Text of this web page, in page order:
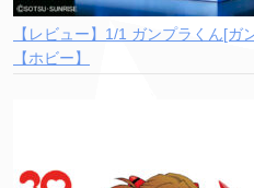
【レビュー】1/1 ガンプラくん[
【ホビー】